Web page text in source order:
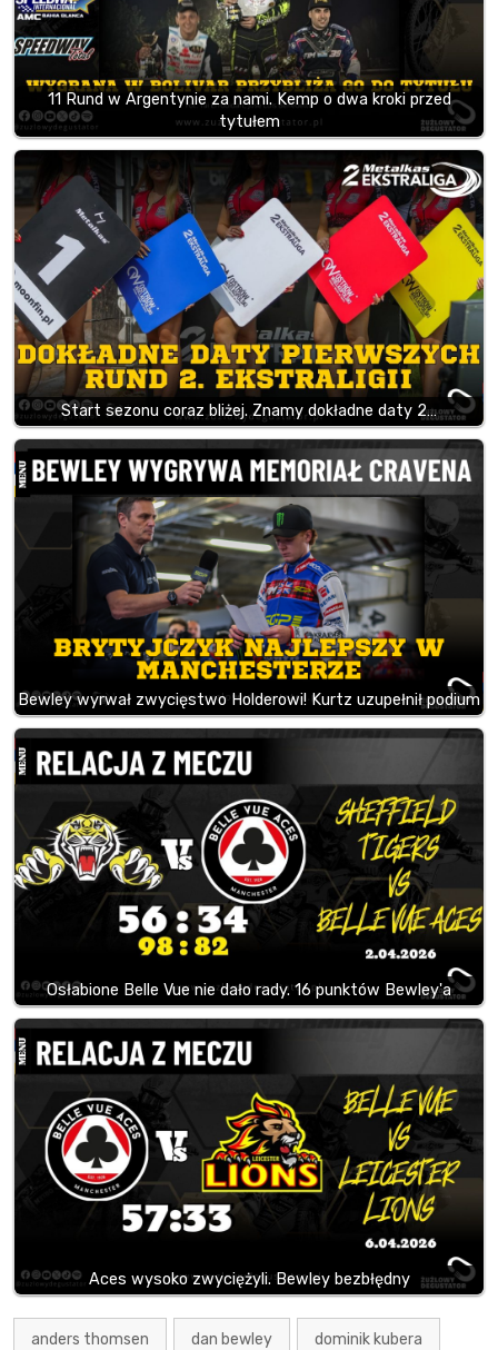
11 Rund w Argentynie za nami. Kemp o dwa kroki przed
tytułem
Start sezonu coraz bliżej. Znamy dokładne daty 2…
Bewley wyrwał zwycięstwo Holderowi! Kurtz uzupełnił podium
Osłabione Belle Vue nie dało rady. 16 punktów Bewley'a
Aces wysoko zwyciężyli. Bewley bezbłędny
anders thomsen dan bewley dominik kubera